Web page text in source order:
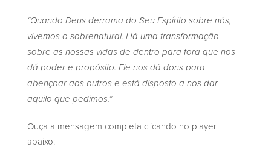
“Quando Deus derrama do Seu Espírito sobre nós,
vivemos o sobrenatural. Há uma transformação
sobre as nossas vidas de dentro para fora que nos
dá poder e propósito. Ele nos dá dons para
abençoar aos outros e está disposto a nos dar
aquilo que pedimos.”
Ouça a mensagem completa clicando no player
abaixo: